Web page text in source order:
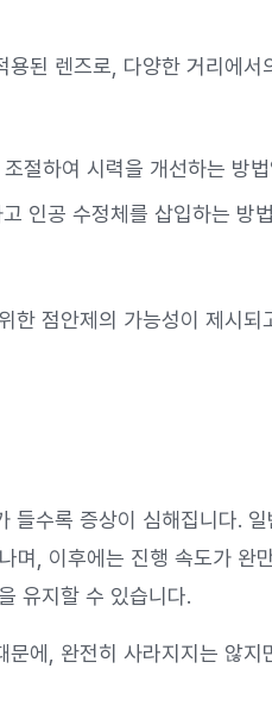
용된 렌즈로, 다양한 거리에서
절하여 시력을 개선하는 방
인공 수정체를 삽입하는 방
한 점안제의 가능성이 제시
들수록 증상이 심해집니다.
며, 이후에는 진행 속도가 완
유지할 수 있습니다.
에, 완전히 사라지지는 않지